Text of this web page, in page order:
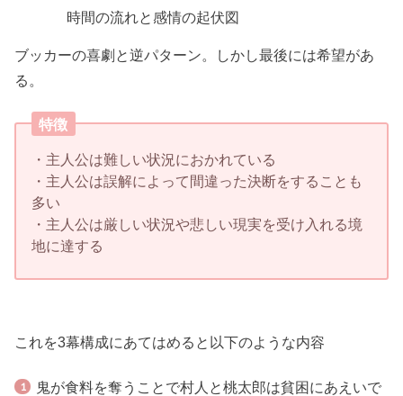
時間の流れと感情の起伏図
ブッカーの喜劇と逆パターン。しかし最後には希望があ
る。
特徴
・主人公は難しい状況におかれている
・主人公は誤解によって間違った決断をすることも
多い
・主人公は厳しい状況や悲しい現実を受け入れる境
地に達する
これを3幕構成にあてはめると以下のような内容
鬼が食料を奪うことで村人と桃太郎は貧困にあえいで